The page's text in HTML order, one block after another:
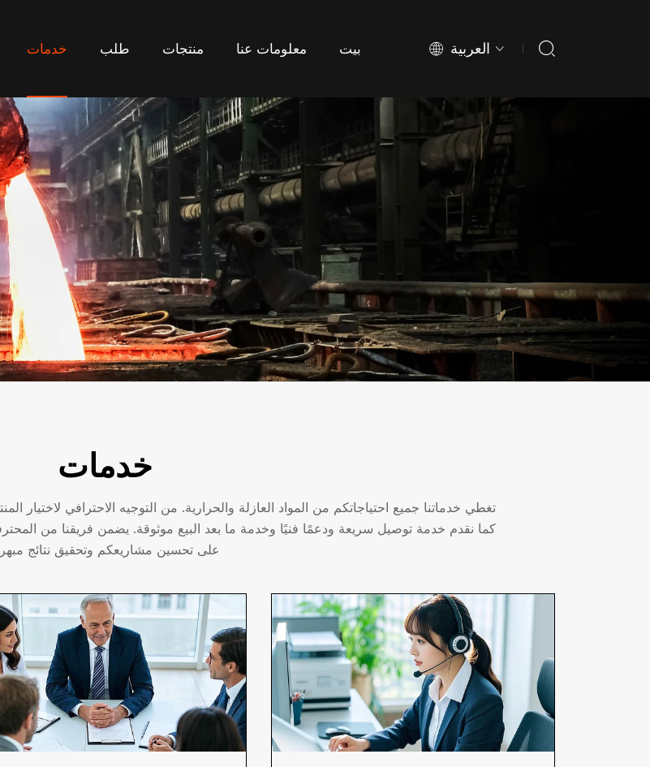
العربية
بيت
معلومات عنا
منتجات
طلب
خدمات
خدمات
تغطي خدماتنا جميع احتياجاتكم من المواد العازلة والحرارية. من التوجيه الاحترافي لاختيار
كما نقدم خدمة توصيل سريعة ودعمًا فنيًا وخدمة ما بعد البيع موثوقة. يضمن فريقنا من
على تحسين مشاريعكم وتحقيق نتائج